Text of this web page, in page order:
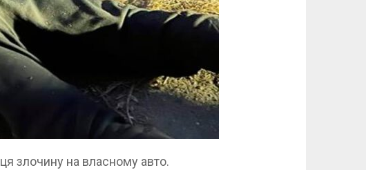
злочину на власному авто.